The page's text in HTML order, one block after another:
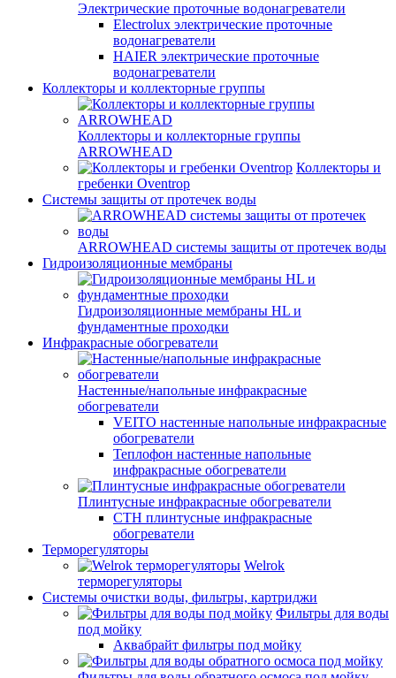
Электрические проточные водонагреватели
Electrolux электрические проточные
водонагреватели
HAIER электрические проточные
водонагреватели
Коллекторы и коллекторные группы
Коллекторы и коллекторные группы
ARROWHEAD
Коллекторы и
гребенки Oventrop
Системы защиты от протечек воды
ARROWHEAD системы защиты от протечек воды
Гидроизоляционные мембраны
Гидроизоляционные мембраны HL и
фундаментные проходки
Инфракрасные обогреватели
Настенные/напольные инфракрасные
обогреватели
VEITO настенные напольные инфракрасные
обогреватели
Теплофон настенные напольные
инфракрасные обогреватели
Плинтусные инфракрасные обогреватели
СТН плинтусные инфракрасные
обогреватели
Терморегуляторы
Welrok
терморегуляторы
Системы очистки воды, фильтры, картриджи
Фильтры для воды
под мойку
Аквабрайт фильтры под мойку